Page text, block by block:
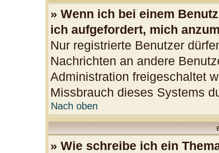
» Wenn ich bei einem
ich aufgefordert, mich
Nur registrierte Benutzer
Nachrichten an andere
Administration freigeschaltet
Missbrauch dieses Systems
Nach oben
» Wie schreibe ich ein